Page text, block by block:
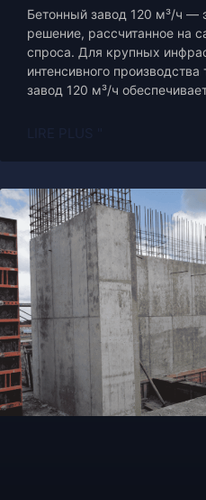
Бетонный завод 120 м³/ч —
решение, рассчитанное на
спроса. Для крупных
интенсивного
завод 120 м³/ч